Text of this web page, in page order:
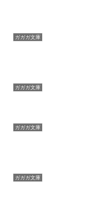
ガガガ文庫
ガガガ文庫
ガガガ文庫
ガガガ文庫